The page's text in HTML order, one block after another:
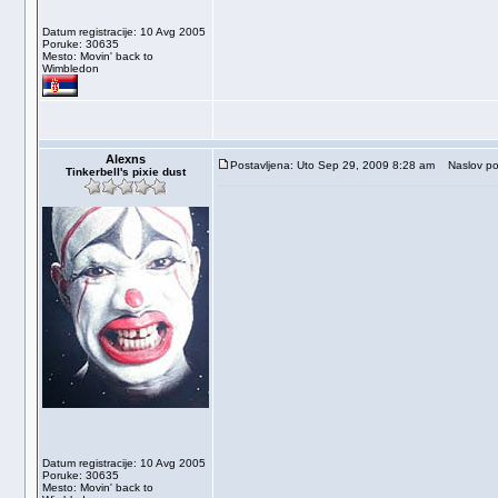
Datum registracije: 10 Avg 2005
Poruke: 30635
Mesto: Movin' back to
Wimbledon
Alexns
Tinkerbell's pixie dust
Datum registracije: 10 Avg 2005
Poruke: 30635
Mesto: Movin' back to
Postavljena: Uto Sep 29, 2009 8:28 am Naslov